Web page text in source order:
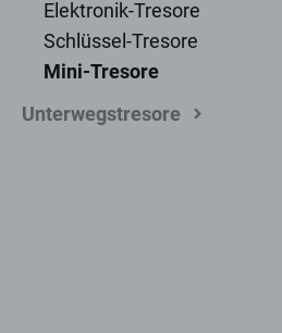
Elektronik-Tresore
Schlüssel-Tresore
Mini-Tresore
Unterwegstresore